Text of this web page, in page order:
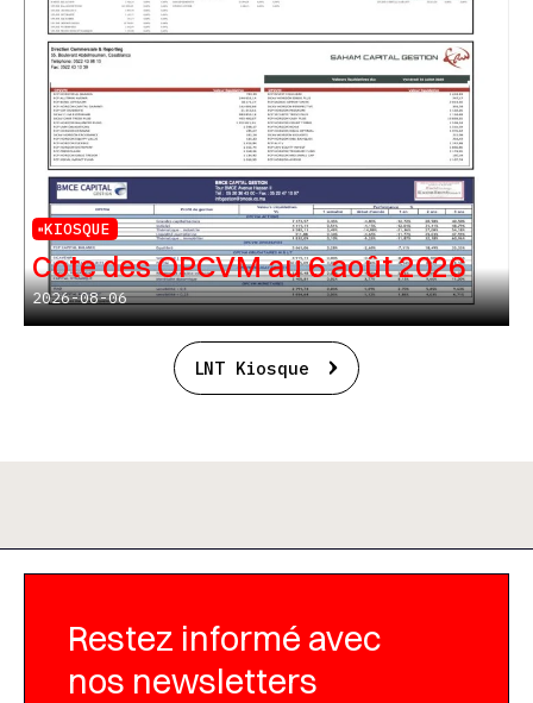
KIOSQUE
Cote des OPCVM au 6 août 2026
2026-08-06
LNT Kiosque
Restez informé avec
nos newsletters